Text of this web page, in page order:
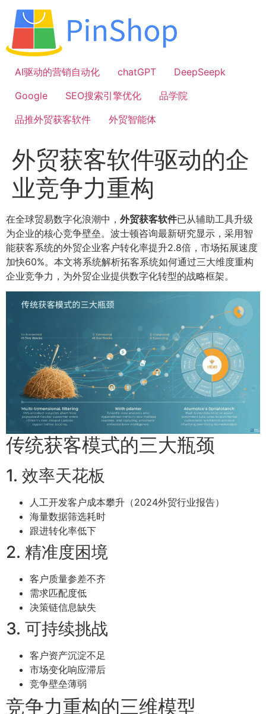
容
AI驱动的营销自动化
chatGPT
DeepSeepk
Google
SEO搜索引擎优化
品学院
品推外贸获客软件
外贸智能体
外贸获客软件驱动的企
业竞争力重构
在全球贸易数字化浪潮中， 外贸获客软件已从辅助工具升级
为企业的核心竞争壁垒。波士顿咨询最新研究显示，采用智
能获客系统的外贸企业客户转化率提升2.8倍，市场拓展速度
加快60%。本文将系统解析拓客系统如何通过三大维度重构
企业竞争力，为外贸企业提供数字化转型的战略框架。
传统获客模式的三大瓶颈
1. 效率天花板
人工开发客户成本攀升（2024外贸行业报告）
海量数据筛选耗时
跟进转化率低下
2. 精准度困境
客户质量参差不齐
需求匹配度低
决策链信息缺失
3. 可持续挑战
客户资产沉淀不足
市场变化响应滞后
竞争壁垒薄弱
竞争力重构的三维模型